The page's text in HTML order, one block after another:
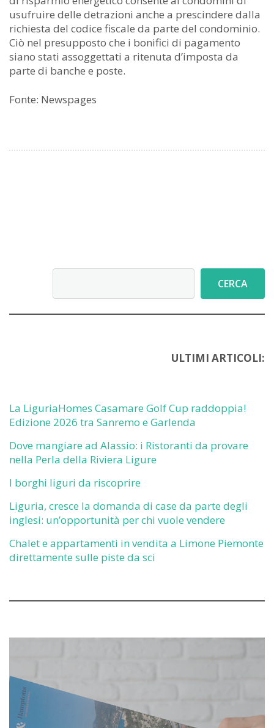
usufruire delle detrazioni anche a prescindere dalla
richiesta del codice fiscale da parte del condominio.
Ciò nel presupposto che i bonifici di pagamento
siano stati assoggettati a ritenuta d’imposta da
parte di banche e poste.
Fonte: Newspages
CERCA
ULTIMI ARTICOLI:
La LiguriaHomes Casamare Golf Cup raddoppia!
Edizione 2026 tra Sanremo e Garlenda
Dove mangiare ad Alassio: i Ristoranti da provare
nella Perla della Riviera Ligure
I borghi liguri da riscoprire
Liguria, cresce la domanda di case da parte degli
inglesi: un’opportunità per chi vuole vendere
Chalet e appartamenti in vendita a Limone Piemonte
direttamente sulle piste da sci